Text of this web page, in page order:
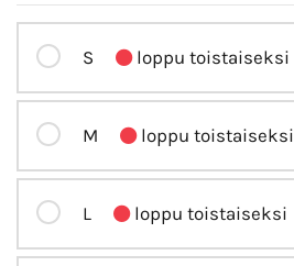
S loppu toistaiseksi
M loppu toistaiseksi
L loppu toistaiseksi